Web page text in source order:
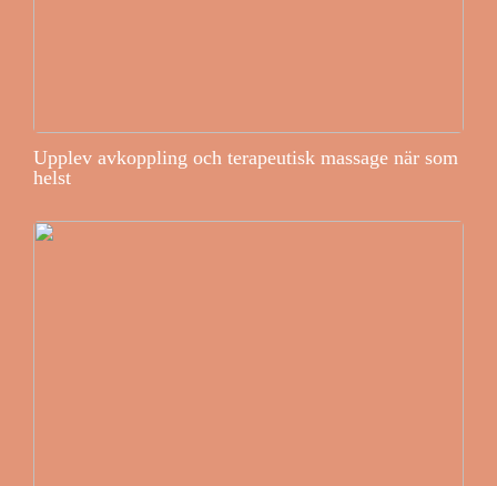
Upplev avkoppling och terapeutisk massage när som
helst